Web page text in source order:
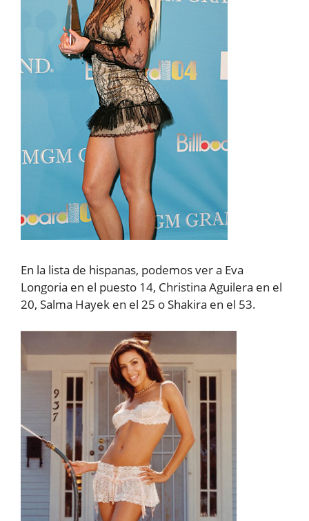
En la lista de hispanas, podemos ver a Eva
Longoria en el puesto 14, Christina Aguilera en el
20, Salma Hayek en el 25 o Shakira en el 53.